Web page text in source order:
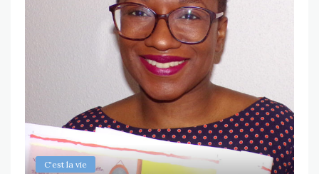
C'est la vie